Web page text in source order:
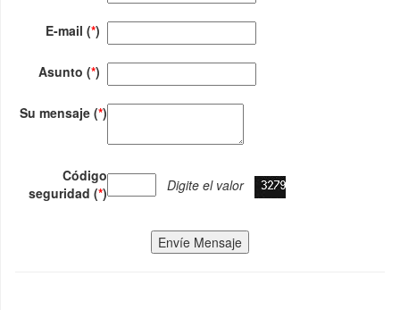
E-mail (*)
Asunto (*)
Su mensaje (*)
Código
seguridad (*) Digite el valor
Envíe Mensaje